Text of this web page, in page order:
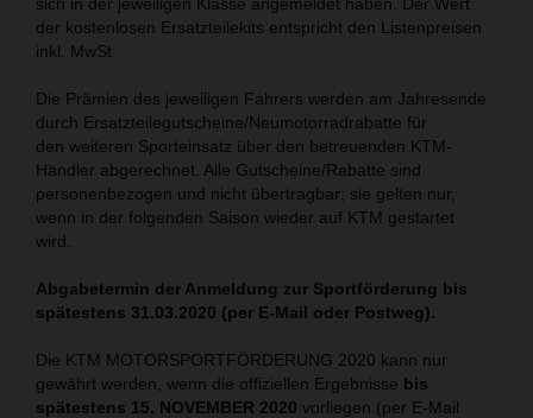
der kostenlosen Ersatzteilekits entspricht den Listenpreisen
inkl. MwSt.
Die Prämien des jeweiligen Fahrers werden am Jahresende
durch Ersatzteilegutscheine/Neumotorradrabatte für
den weiteren Sporteinsatz über den betreuenden KTM-
Händler abgerechnet. Alle Gutscheine/Rabatte sind
personenbezogen und nicht übertragbar; sie gelten nur,
wenn in der folgenden Saison wieder auf KTM gestartet
wird.
Abgabetermin der Anmeldung zur Sportförderung bis
spätestens 31.03.2020 (per E-Mail oder Postweg).
Die KTM MOTORSPORTFÖRDERUNG 2020 kann nur
gewährt werden, wenn die offiziellen Ergebnisse bis
spätestens 15. NOVEMBER 2020 vorliegen (per E-Mail